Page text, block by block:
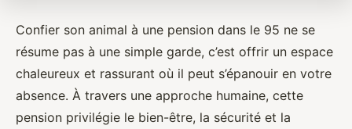
Confier son animal à une pension dans le 95 ne se
résume pas à une simple garde, c’est offrir un espace
chaleureux et rassurant où il peut s’épanouir en votre
absence. À travers une approche humaine, cette
pension privilégie le bien-être, la sécurité et la